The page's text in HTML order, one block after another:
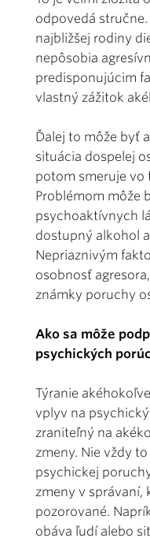
odpovedá
najbližšej rodiny
nepôsobia
predisponujúcim
vlastný zážitok
Ďalej to môže byť
situácia dospelej
potom smeruje vo
Problémom môže
psychoaktívnych
dostupný alkohol
Nepriaznivým
osobnosť
známky poruchy
Ako sa môže
psychických
Týranie
vplyv na
zraniteľný na
zmeny. Nie vždy
psychickej
zmeny v správaní,
pozorované.
obáva ľudí alebo